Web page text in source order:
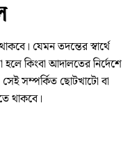
যেমন তদন্তের স্বার্থে
কিংবা আদালতের নির্দেশে
সম্পর্কিত ছোটখাটো বা
থাকবে।